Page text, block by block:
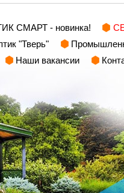
СМАРТ - новинка!
"Тверь"
Наши вакансии